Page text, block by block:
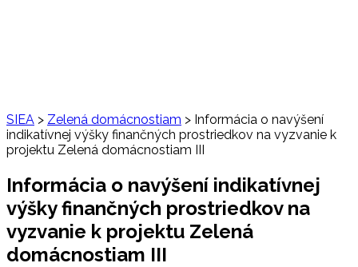
SIEA > Zelená domácnostiam > Informácia o navýšení
indikatívnej výšky finančných prostriedkov na vyzvanie k
projektu Zelená domácnostiam III
Informácia o navýšení indikatívnej
výšky finančných prostriedkov na
vyzvanie k projektu Zelená
domácnostiam III